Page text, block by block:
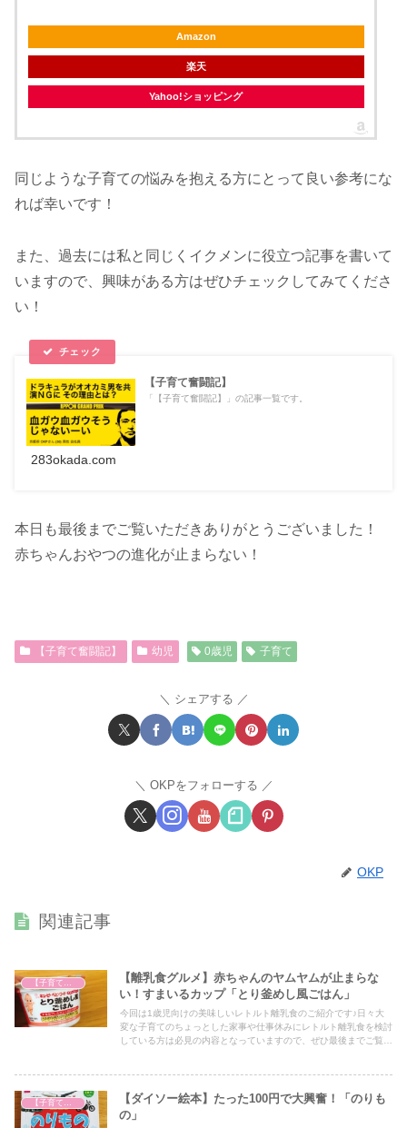
Amazon
楽天
Yahoo!ショッピング
同じような子育ての悩みを抱える方にとって良い参考にな
れば幸いです！
また、過去には私と同じくイクメンに役立つ記事を書いて
いますので、興味がある方はぜひチェックしてみてくださ
い！
【子育て奮闘記】
「【子育て奮闘記】」の記事一覧です。
283okada.com
本日も最後までご覧いただきありがとうございました！
赤ちゃんおやつの進化が止まらない！
【子育て奮闘記】 幼児 0歳児 子育て
シェアする
OKPをフォローする
OKP
関連記事
【離乳食グルメ】赤ちゃんのヤムヤムが止まらな
い！すまいるカップ「とり釜めし風ごはん」
今回は1歳児向けの美味しいレトルト離乳食のご紹介です♪日々大
変な子育てのちょっとした家事や仕事休みにレトルト離乳食を検討
している方は必見の内容となっていますので、ぜひ最後までご覧く
【子育て奮闘記】
【ダイソー絵本】たった100円で大興奮！「のりも
の」